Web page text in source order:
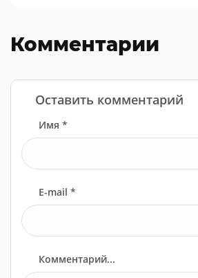
Комментарии
Оставить комментарий
Имя *
E-mail *
Комментарий...